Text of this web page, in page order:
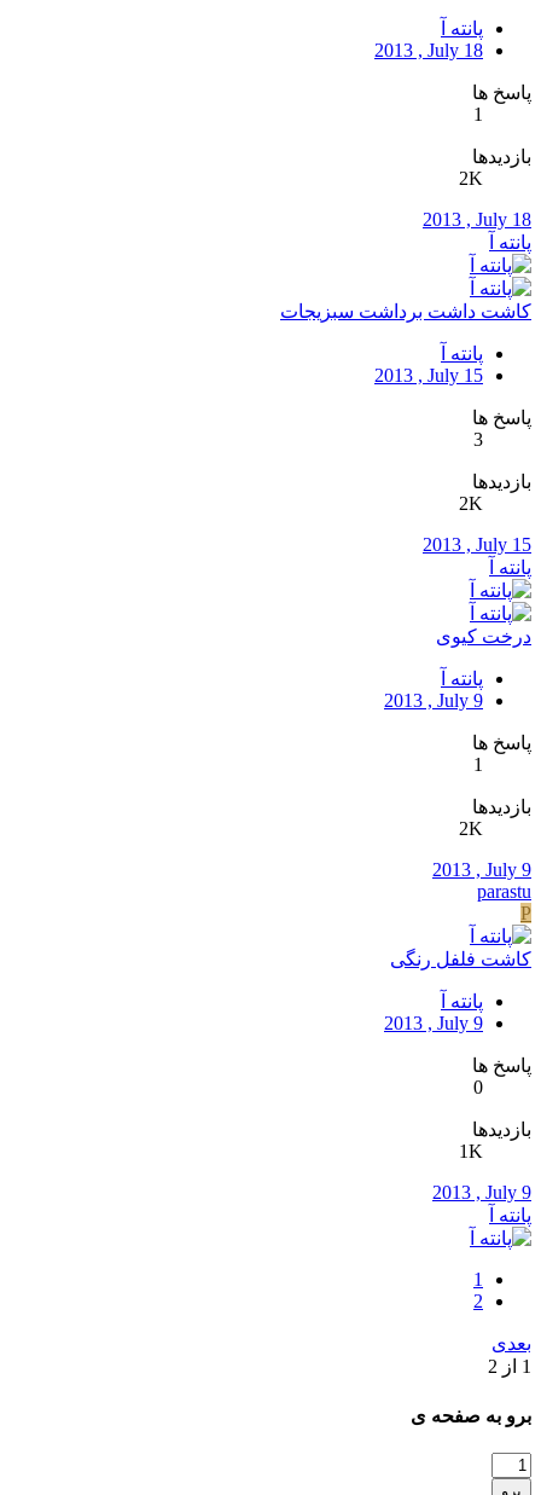
پانته آ
2013 , July 18
پاسخ ها
1
بازدیدها
2K
2013 , July 18
پانته آ
کاشت داشت برداشت سبزیجات
پانته آ
2013 , July 15
پاسخ ها
3
بازدیدها
2K
2013 , July 15
پانته آ
درخت کیوی
پانته آ
2013 , July 9
پاسخ ها
1
بازدیدها
2K
2013 , July 9
parastu
P
کاشت فلفل رنگی
پانته آ
2013 , July 9
پاسخ ها
0
بازدیدها
1K
2013 , July 9
پانته آ
1
2
بعدی
1 از 2
برو به صفحه ی
برو